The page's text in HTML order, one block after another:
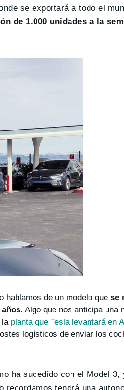
se exportará a todo el
de 1.000 unidades a la
hablamos de un modelo que se
. Algo que nos anticipa una
laplanta que Tesla levantará en
logísticos de enviar los
ha sucedido con el Model 3,
recordamos tendrá una